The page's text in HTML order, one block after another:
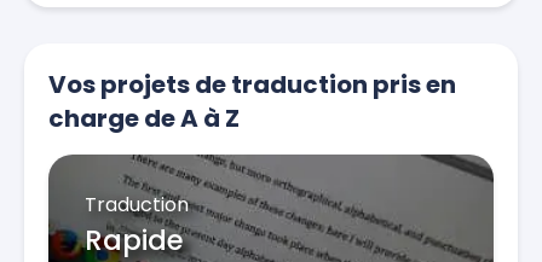
Vos projets de traduction pris en
charge de A à Z
Traduction
Rapide